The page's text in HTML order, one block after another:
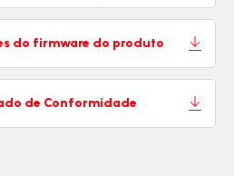
do firmware do produto
de Conformidade